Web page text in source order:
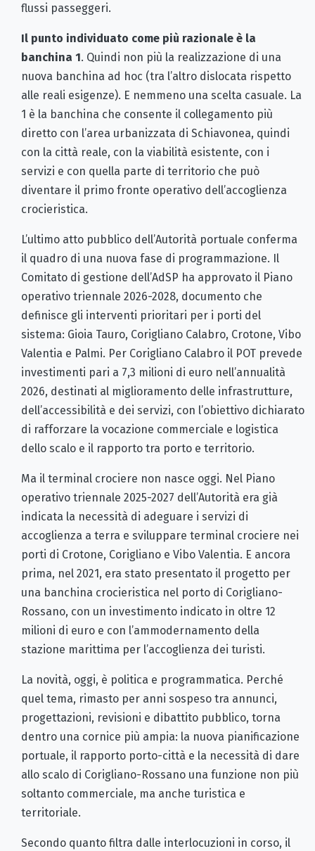
flussi passeggeri.
Il punto individuato come più razionale è la
banchina 1. Quindi non più la realizzazione di una
nuova banchina ad hoc (tra l’altro dislocata rispetto
alle reali esigenze). E nemmeno una scelta casuale. La
1 è la banchina che consente il collegamento più
diretto con l’area urbanizzata di Schiavonea, quindi
con la città reale, con la viabilità esistente, con i
servizi e con quella parte di territorio che può
diventare il primo fronte operativo dell’accoglienza
crocieristica.
L’ultimo atto pubblico dell’Autorità portuale conferma
il quadro di una nuova fase di programmazione. Il
Comitato di gestione dell’AdSP ha approvato il Piano
operativo triennale 2026-2028, documento che
definisce gli interventi prioritari per i porti del
sistema: Gioia Tauro, Corigliano Calabro, Crotone, Vibo
Valentia e Palmi. Per Corigliano Calabro il POT prevede
investimenti pari a 7,3 milioni di euro nell’annualità
2026, destinati al miglioramento delle infrastrutture,
dell’accessibilità e dei servizi, con l’obiettivo dichiarato
di rafforzare la vocazione commerciale e logistica
dello scalo e il rapporto tra porto e territorio.
Ma il terminal crociere non nasce oggi. Nel Piano
operativo triennale 2025-2027 dell’Autorità era già
indicata la necessità di adeguare i servizi di
accoglienza a terra e sviluppare terminal crociere nei
porti di Crotone, Corigliano e Vibo Valentia. E ancora
prima, nel 2021, era stato presentato il progetto per
una banchina crocieristica nel porto di Corigliano-
Rossano, con un investimento indicato in oltre 12
milioni di euro e con l’ammodernamento della
stazione marittima per l’accoglienza dei turisti.
La novità, oggi, è politica e programmatica. Perché
quel tema, rimasto per anni sospeso tra annunci,
progettazioni, revisioni e dibattito pubblico, torna
dentro una cornice più ampia: la nuova pianificazione
portuale, il rapporto porto-città e la necessità di dare
allo scalo di Corigliano-Rossano una funzione non più
soltanto commerciale, ma anche turistica e
territoriale.
Secondo quanto filtra dalle interlocuzioni in corso, il